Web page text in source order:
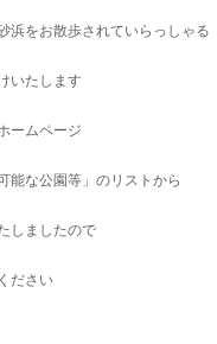
浜をお散歩されていらっしゃる
いたします
ームページ
能な公園等」のリストから
しましたので
ださい